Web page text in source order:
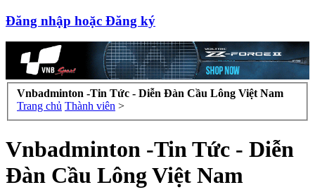
Đăng nhập hoặc Đăng ký
Vnbadminton -Tin Tức - Diễn Đàn Cầu Lông Việt Nam
Trang chủ Thành viên >
Vnbadminton -Tin Tức - Diễn
Đàn Cầu Lông Việt Nam